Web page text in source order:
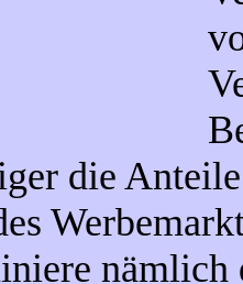
die
nämlich